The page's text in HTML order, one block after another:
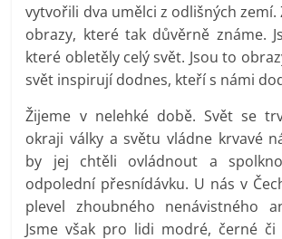
vytvořili dva umělci z odlišných zemí.
obrazy, které tak důvěrně známe.
které obletěly celý svět. Jsou to
svět inspirují dodnes, kteří s námi
Žijeme v nelehké době. Svět se
okraji války a světu vládne krvavé
by jej chtěli ovládnout a
odpolední přesnídávku. U nás v
plevel zhoubného nenávistného
Jsme však pro lidi modré, černé